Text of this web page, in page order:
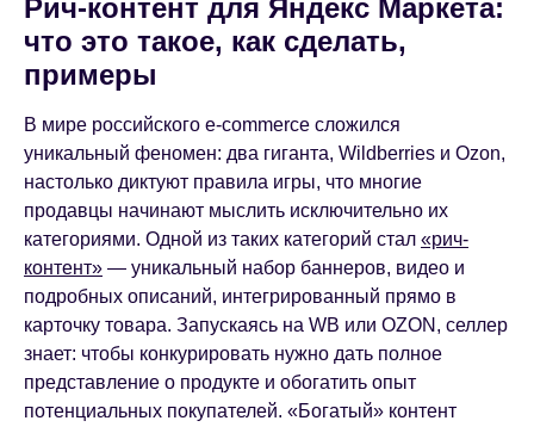
Рич-контент для Яндекс Маркета:
что это такое, как сделать,
примеры
В мире российского e-commerce сложился
уникальный феномен: два гиганта, Wildberries и Ozon,
настолько диктуют правила игры, что многие
продавцы начинают мыслить исключительно их
категориями. Одной из таких категорий стал «рич-
контент» — уникальный набор баннеров, видео и
подробных описаний, интегрированный прямо в
карточку товара. Запускаясь на WB или OZON, селлер
знает: чтобы конкурировать нужно дать полное
представление о продукте и обогатить опыт
потенциальных покупателей. «Богатый» контент